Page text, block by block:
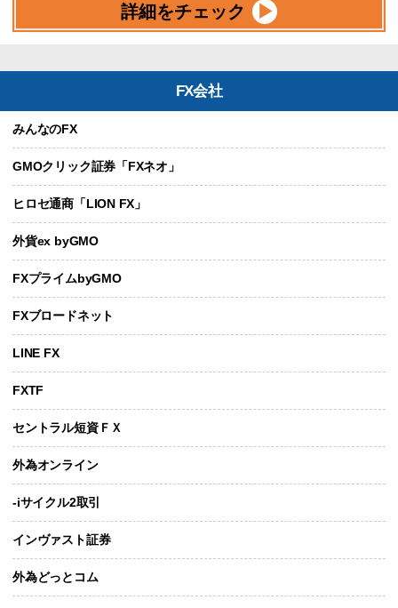
詳細をチェック
FX会社
みんなのFX
GMOクリック証券「FXネオ」
ヒロセ通商「LION FX」
外貨ex byGMO
FXプライムbyGMO
FXブロードネット
LINE FX
FXTF
セントラル短資ＦＸ
外為オンライン
-iサイクル2取引
インヴァスト証券
外為どっとコム